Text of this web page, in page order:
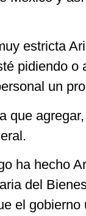
estricta
pidiendo o
un
que
ha hecho
del
el gobierno